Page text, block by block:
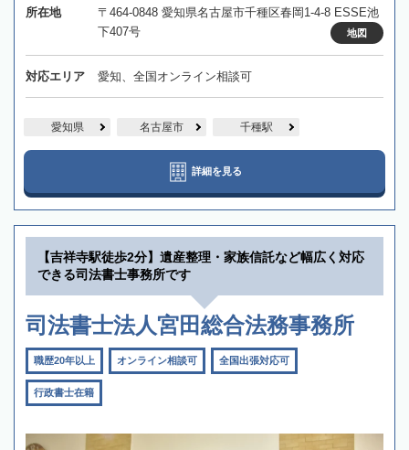
所在地
〒464-0848 愛知県名古屋市千種区春岡1-4-8 ESSE池
下407号
地図
対応エリア 愛知、全国オンライン相談可
愛知県 名古屋市 千種駅
詳細を見る
【吉祥寺駅徒歩2分】遺産整理・家族信託など幅広く対応
できる司法書士事務所です
司法書士法人宮田総合法務事務所
職歴20年以上 オンライン相談可 全国出張対応可
行政書士在籍